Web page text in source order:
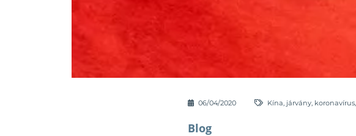
06/04/2020 Kína járvány koronavírus
Blog